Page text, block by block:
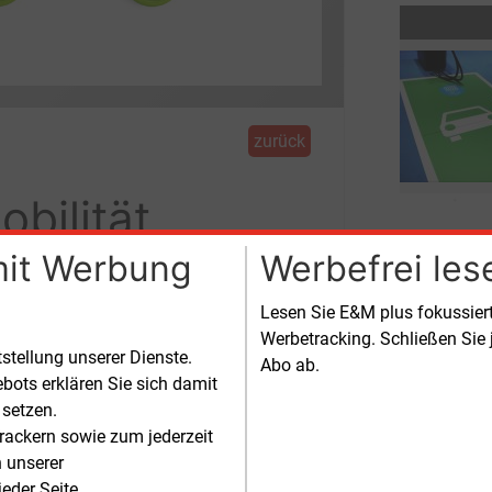
Werbung
unserer Dienste.
erklären Sie sich damit
sowie zum jederzeit
unserer
Werbefrei
Lesen Sie E&M plus
Werbetracking. Schließen
Abo ab.
zurück
von digitalen und analogen